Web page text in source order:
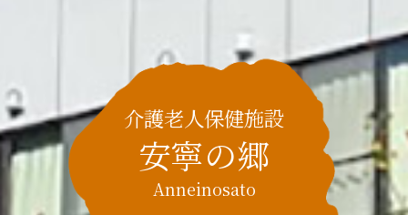
介護老人保健施設
安寧の郷
Anneinosato